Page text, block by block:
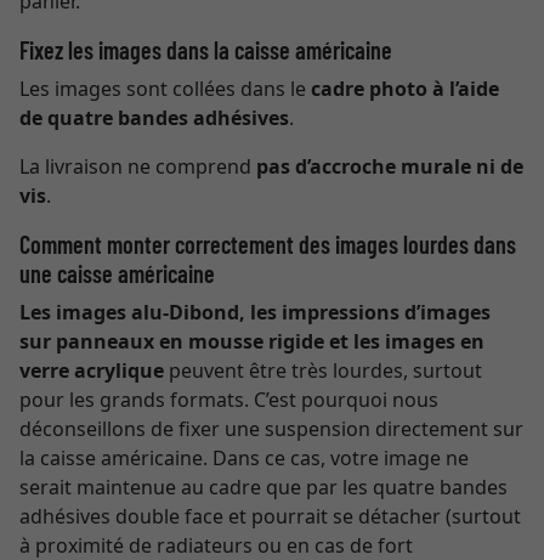
Fixez les images dans la caisse américaine
Les images sont collées dans le cadre photo à l’aide
de quatre bandes adhésives.
La livraison ne comprend pas d’accroche murale ni de
vis.
Comment monter correctement des images lourdes dans
une caisse américaine
Les images alu-Dibond, les impressions d’images
sur panneaux en mousse rigide et les images en
verre acrylique peuvent être très lourdes, surtout
pour les grands formats. C’est pourquoi nous
déconseillons de fixer une suspension directement sur
la caisse américaine. Dans ce cas, votre image ne
serait maintenue au cadre que par les quatre bandes
adhésives double face et pourrait se détacher (surtout
à proximité de radiateurs ou en cas de fort